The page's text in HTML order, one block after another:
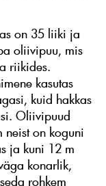
on 35 liiki ja
oliivipuu, mis
riikides.
kasutas
kuid hakkas
Oliivipuud
neist on koguni
ja kuni 12 m
konarlik,
rohkem